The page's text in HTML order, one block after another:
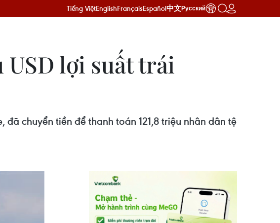
Tiếng ViệtEnglishFrançaisEspañol中文Русский
USD lợi suất trái
chuyển tiền để thanh toán 121,8 triệu nhân dân tệ